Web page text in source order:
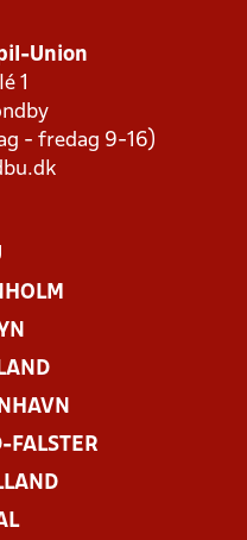
Union
1
- fredag 9-16)
FALSTER